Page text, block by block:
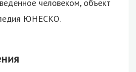
человеком, объект
ЮНЕСКО.